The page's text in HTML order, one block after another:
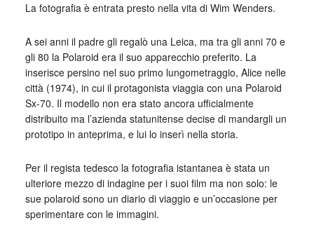
La fotografia è entrata presto nella vita di Wim Wenders.
A sei anni il padre gli regalò una Leica, ma tra gli anni 70 e
gli 80 la Polaroid era il suo apparecchio preferito. La
inserisce persino nel suo primo lungometraggio, Alice nelle
città (1974), in cui il protagonista viaggia con una Polaroid
Sx-70. Il modello non era stato ancora ufficialmente
distribuito ma l’azienda statunitense decise di mandargli un
prototipo in anteprima, e lui lo inserì nella storia.
Per il regista tedesco la fotografia istantanea è stata un
ulteriore mezzo di indagine per i suoi film ma non solo: le
sue polaroid sono un diario di viaggio e un’occasione per
sperimentare con le immagini.